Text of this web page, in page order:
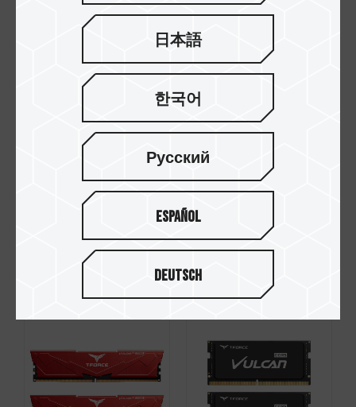
VULCAN / 火神 DDR5
台式机内存 红
VULCANα / 火神α
DDR5 台式机內存
黑 (FOR AMD EXPO)
日本語
한국어
Русский
Español
Deutsch